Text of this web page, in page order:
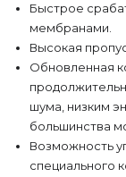
Быстрое
мембранами.
Высокая
Обновленная
шума, низким
большинства
Возможность
специального